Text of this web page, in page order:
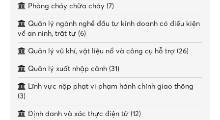
Phòng cháy chữa cháy (7)
Quản lý ngành nghề đầu tư kinh doanh có điều kiện
về an ninh, trật tự (6)
Quản lý vũ khí, vật liệu nổ và công cụ hỗ trợ (26)
Quản lý xuất nhập cảnh (31)
Lĩnh vực nộp phạt vi phạm hành chính giao thông
(3)
Định danh và xác thực điện tử (12)